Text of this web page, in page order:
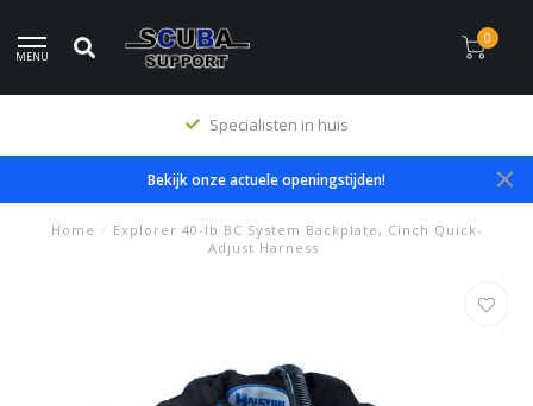
MENU
0
Specialisten in huis
Bekijk onze actuele openingstijden!
Home / Explorer 40-lb BC System Backplate, Cinch Quick-
Adjust Harness